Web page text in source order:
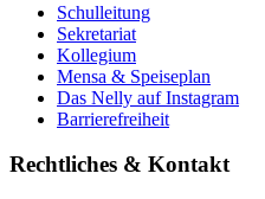
Schulleitung
Sekretariat
Kollegium
Mensa & Speiseplan
Das Nelly auf Instagram
Barrierefreiheit
Rechtliches & Kontakt